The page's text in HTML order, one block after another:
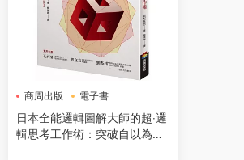
商周出版 電子書
日本全能邏輯圖解大師的超‧邏
輯思考工作術：突破自以為是